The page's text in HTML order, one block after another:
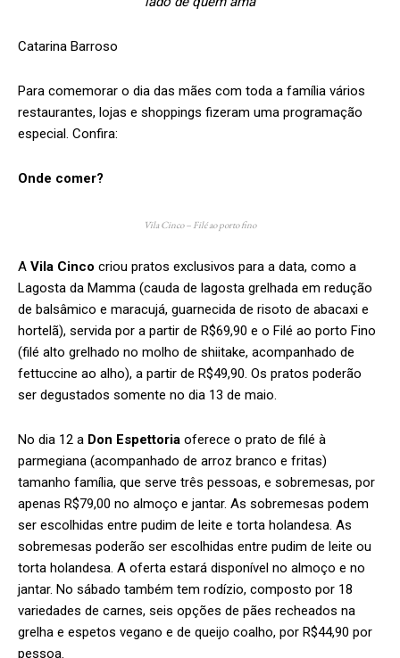
Catarina Barroso
Para comemorar o dia das mães com toda a família vários
restaurantes, lojas e shoppings fizeram uma programação
especial. Confira:
Onde comer?
Vila Cinco – Filé ao porto fino
A Vila Cinco criou pratos exclusivos para a data, como a
Lagosta da Mamma (cauda de lagosta grelhada em redução
de balsâmico e maracujá, guarnecida de risoto de abacaxi e
hortelã), servida por a partir de R$69,90 e o Filé ao porto Fino
(filé alto grelhado no molho de shiitake, acompanhado de
fettuccine ao alho), a partir de R$49,90. Os pratos poderão
ser degustados somente no dia 13 de maio.
No dia 12 a Don Espettoria oferece o prato de filé à
parmegiana (acompanhado de arroz branco e fritas)
tamanho família, que serve três pessoas, e sobremesas, por
apenas R$79,00 no almoço e jantar. As sobremesas podem
ser escolhidas entre pudim de leite e torta holandesa. As
sobremesas poderão ser escolhidas entre pudim de leite ou
torta holandesa. A oferta estará disponível no almoço e no
jantar. No sábado também tem rodízio, composto por 18
variedades de carnes, seis opções de pães recheados na
grelha e espetos vegano e de queijo coalho, por R$44,90 por
pessoa.